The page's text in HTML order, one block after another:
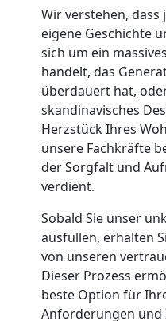
Wir verstehen, dass
eigene Geschichte
sich um ein
handelt, das
überdauert hat,
skandinavisches
Herzstück Ihres
unsere Fachkräfte
der Sorgfalt und
verdient.
Sobald Sie unser
ausfüllen, erhalten
von unseren
Dieser Prozess
beste Option für
Anforderungen und
Umzug
Wiener
Neustadt
Mann
LKW